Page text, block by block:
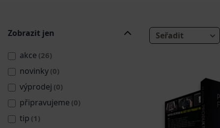
Zobrazit jen
akce (26)
novinky (0)
výprodej (0)
připravujeme (0)
tip (1)
Seřadit